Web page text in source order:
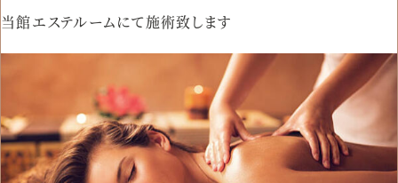
当館エステルームにて施術致します